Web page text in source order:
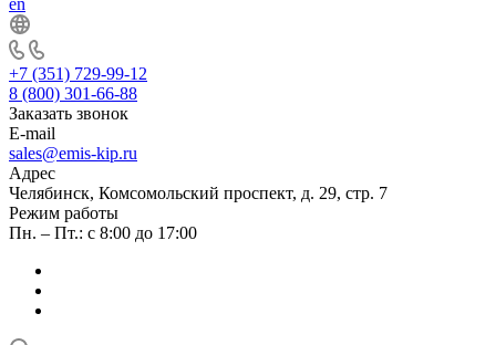
en
+7 (351) 729-99-12
8 (800) 301-66-88
Заказать звонок
E-mail
sales@emis-kip.ru
Адрес
Челябинск, Комсомольский проспект, д. 29, стр. 7
Режим работы
Пн. – Пт.: с 8:00 до 17:00